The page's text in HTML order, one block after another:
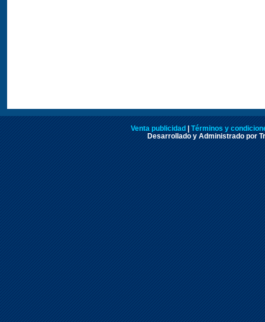
Venta publicidad
Términos y
Desarrollado y Administrado por